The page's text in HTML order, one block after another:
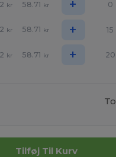
kr 58.71 kr + 0
kr 58.71 kr + 15
kr 58.71 kr + 20
Tilføj Til Kurv